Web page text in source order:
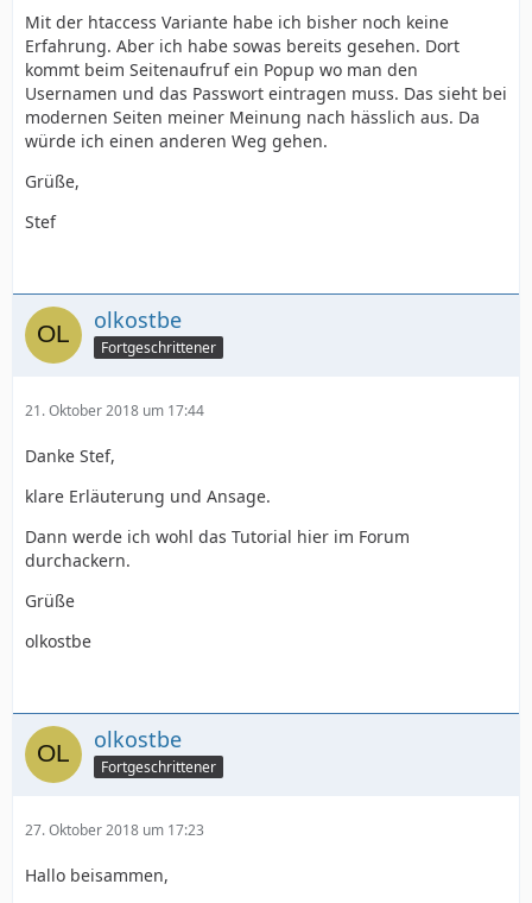
Mit der htaccess Variante habe ich bisher noch keine
Erfahrung. Aber ich habe sowas bereits gesehen. Dort
kommt beim Seitenaufruf ein Popup wo man den
Usernamen und das Passwort eintragen muss. Das sieht bei
modernen Seiten meiner Meinung nach hässlich aus. Da
würde ich einen anderen Weg gehen.
Grüße,
Stef
olkostbe
Fortgeschrittener
21. Oktober 2018 um 17:44
Danke Stef,
klare Erläuterung und Ansage.
Dann werde ich wohl das Tutorial hier im Forum
durchackern.
Grüße
olkostbe
olkostbe
Fortgeschrittener
27. Oktober 2018 um 17:23
Hallo beisammen,